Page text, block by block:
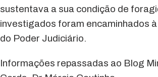
sustentava a sua condição de
investigados foram encaminhados
do Poder Judiciário.
Informações repassadas ao Blog